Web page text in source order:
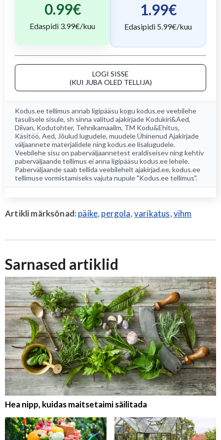
0.99€
Edaspidi 3.99€/kuu
1.99€
Edasipidi 5.99€/kuu
LOGI SISSE
(KUI JUBA OLED TELLIJA)
Kodus.ee tellimus annab ligipääsu kogu kodus.eeveebilehe
tasulisele sisule, sh sinna valitud ajakirjade Kodukiri&Aed,
Diivan, Kodutohter, Tehnikamaailm, TM Kodu&Ehitus,
Käsitöö, Aed, Jõulud lugudele, muudele Ühinenud Ajakirjade
väljaannete materjalidele ning kodus.ee lisalugudele.
Veebilehe sisu on paberväljaannetest eraldiseisev ning kehtiv
paberväljaande tellimus ei anna ligipääsu kodus.ee lehele.
Paberväljaande saab tellida veebilehelt ajakirjad.ee, kodus.ee
tellimuse vormistamiseks vajuta nupule "Kodus.ee tellimus".
Artikli märksõnad: päike, pergola,varikatus,vihm
Sarnased artiklid
Hea nipp, kuidas maitsetaimi säilitada